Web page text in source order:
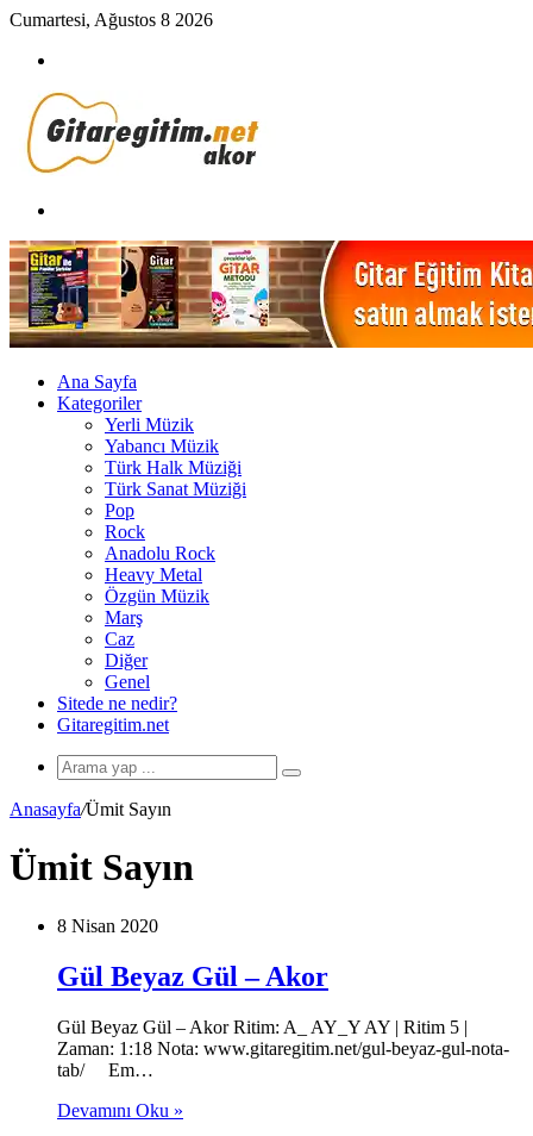
Cumartesi, Ağustos 8 2026
...
Ana Sayfa
Kategoriler
Yerli Müzik
Yabancı Müzik
Türk Halk Müziği
Türk Sanat Müziği
Pop
Rock
Anadolu Rock
Heavy Metal
Özgün Müzik
Marş
Caz
Diğer
Genel
Sitede ne nedir?
Gitaregitim.net
Arama
Anasayfa/Ümit Sayın
Ümit Sayın
8 Nisan 2020
Gül Beyaz Gül – Akor
Gül Beyaz Gül – Akor Ritim: A_ AY_Y AY | Ritim 5 |
Zaman: 1:18 Nota: www.gitaregitim.net/gul-beyaz-gul-nota-
tab/ Em…
Devamını Oku »